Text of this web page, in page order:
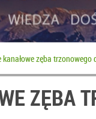
kanałowe zęba
ZĘBA